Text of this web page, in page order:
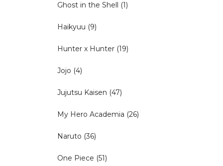
Ghost in the Shell (1)
Haikyuu (9)
Hunter x Hunter (19)
Jojo (4)
Jujutsu Kaisen (47)
My Hero Academia (26)
Naruto (36)
One Piece (51)